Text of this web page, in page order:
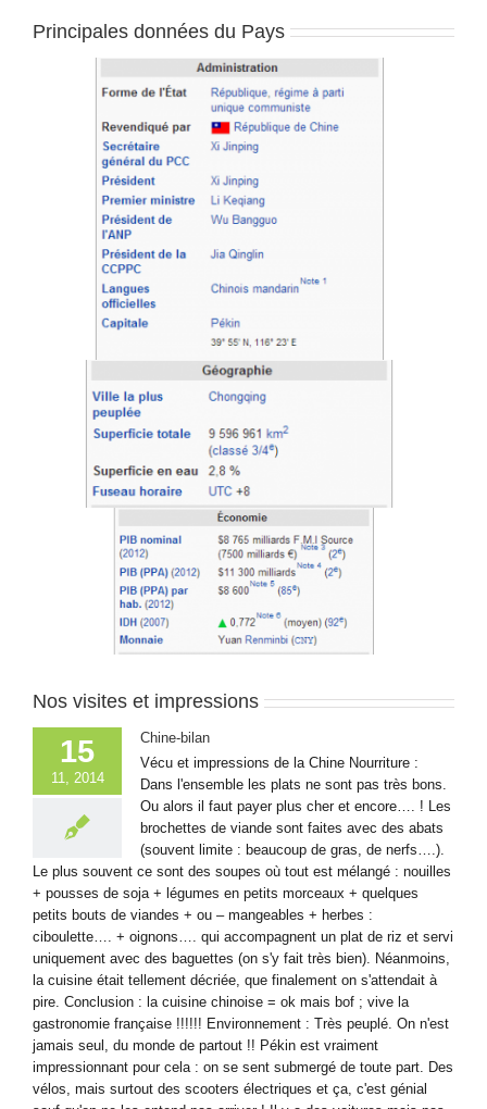
Principales données du Pays
Nos visites et impressions
15
11, 2014
Chine-bilan
Vécu et impressions de la Chine Nourriture :
Dans l'ensemble les plats ne sont pas très bons.
Ou alors il faut payer plus cher et encore…. ! Les
brochettes de viande sont faites avec des abats
(souvent limite : beaucoup de gras, de nerfs….).
Le plus souvent ce sont des soupes où tout est mélangé : nouilles
+ pousses de soja + légumes en petits morceaux + quelques
petits bouts de viandes + ou – mangeables + herbes :
ciboulette…. + oignons…. qui accompagnent un plat de riz et servi
uniquement avec des baguettes (on s'y fait très bien). Néanmoins,
la cuisine était tellement décriée, que finalement on s'attendait à
pire. Conclusion : la cuisine chinoise = ok mais bof ; vive la
gastronomie française !!!!!! Environnement : Très peuplé. On n'est
jamais seul, du monde de partout !! Pékin est vraiment
impressionnant pour cela : on se sent submergé de toute part. Des
vélos, mais surtout des scooters électriques et ça, c'est génial